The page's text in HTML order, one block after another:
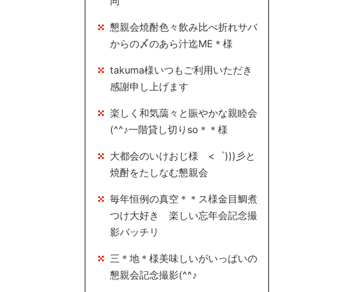
懇親会焼酎色々飲み比べ折れサバ
からの〆のあら汁迄ME＊様
takuma様いつもご利用いただき
感謝申し上げます
楽しく和気藹々と賑やかな親睦会
(^^♪一階貸し切りso＊＊様
大都会のいけおじ様 <゜)))彡と
焼酎をたしなむ懇親会
毎年恒例の真空＊＊ス様金目鯛煮
つけ大好き 楽しい忘年会記念撮
影バッチリ
三＊地＊様美味しいがいっぱいの
懇親会記念撮影(^^♪